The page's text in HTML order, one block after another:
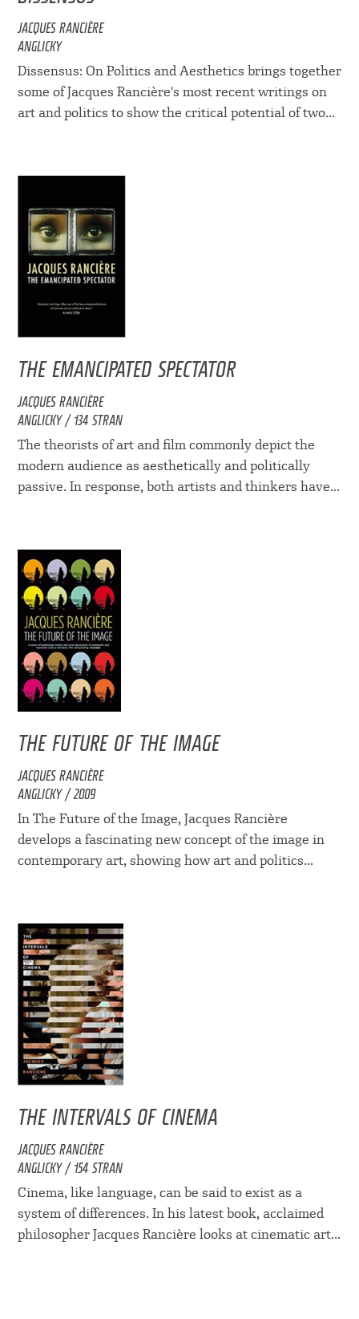
JACQUES RANCIÈRE
ANGLICKY
Dissensus: On Politics and Aesthetics brings together
some of Jacques Rancière's most recent writings on
art and politics to show the critical potential of two...
THE EMANCIPATED SPECTATOR
JACQUES RANCIÈRE
ANGLICKY / 134 STRAN
The theorists of art and film commonly depict the
modern audience as aesthetically and politically
passive. In response, both artists and thinkers have...
THE FUTURE OF THE IMAGE
JACQUES RANCIÈRE
ANGLICKY / 2009
In The Future of the Image, Jacques Rancière
develops a fascinating new concept of the image in
contemporary art, showing how art and politics...
THE INTERVALS OF CINEMA
JACQUES RANCIÈRE
ANGLICKY / 154 STRAN
Cinema, like language, can be said to exist as a
system of differences. In his latest book, acclaimed
philosopher Jacques Rancière looks at cinematic art...